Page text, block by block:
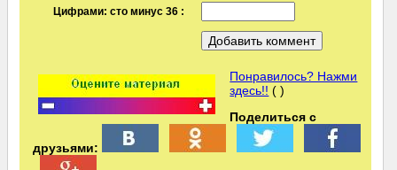
Цифрами: сто минус 36 :
Понравилось? Нажми
здесь!! ( )
Поделиться с
друзьями: